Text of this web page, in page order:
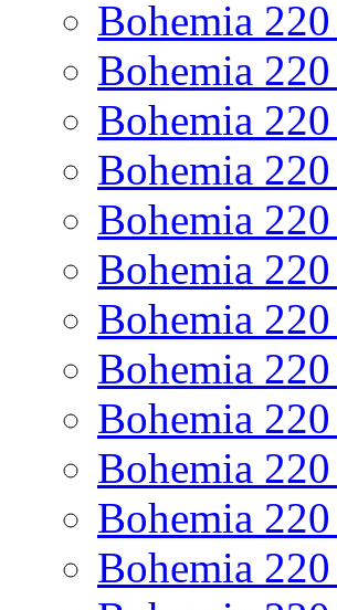
Bohemia
Bohemia
Bohemia
Bohemia
Bohemia
Bohemia
Bohemia
Bohemia
Bohemia
Bohemia
Bohemia
Bohemia